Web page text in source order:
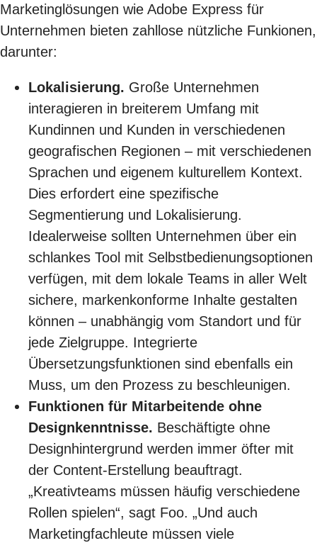
Marketinglösungen wie Adobe Express für
Unternehmen bieten zahllose nützliche Funkionen,
darunter:
Lokalisierung. Große Unternehmen
interagieren in breiterem Umfang mit
Kundinnen und Kunden in verschiedenen
geografischen Regionen – mit verschiedenen
Sprachen und eigenem kulturellem Kontext.
Dies erfordert eine spezifische
Segmentierung und Lokalisierung.
Idealerweise sollten Unternehmen über ein
schlankes Tool mit Selbstbedienungsoptionen
verfügen, mit dem lokale Teams in aller Welt
sichere, markenkonforme Inhalte gestalten
können – unabhängig vom Standort und für
jede Zielgruppe. Integrierte
Übersetzungsfunktionen sind ebenfalls ein
Muss, um den Prozess zu beschleunigen.
Funktionen für Mitarbeitende ohne
Designkenntnisse. Beschäftigte ohne
Designhintergrund werden immer öfter mit
der Content-Erstellung beauftragt.
„Kreativteams müssen häufig verschiedene
Rollen spielen“, sagt Foo. „Und auch
Marketingfachleute müssen viele